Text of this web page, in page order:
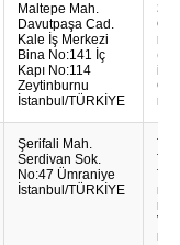
Maltepe Mah.
Davutpaşa Cad.
Kale İş Merkezi
Bina No:141 İç
Kapı No:114
Zeytinburnu
İstanbul/TÜRKİYE
3-
(sa
Şerifali Mah.
Serdivan Sok.
No:47 Ümraniye
İstanbul/TÜRKİYE